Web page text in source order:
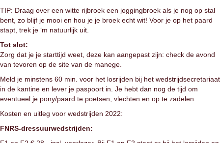
TIP: Draag over een witte rijbroek een joggingbroek als je nog op stal
bent, zo blijf je mooi en hou je je broek echt wit! Voor je op het paard
stapt, trek je ‘m natuurlijk uit.
Tot slot:
Zorg dat je je starttijd weet, deze kan aangepast zijn: check de avond
van tevoren op de site van de manege.
Meld je minstens 60 min. voor het losrijden bij het wedstrijdsecretariaat
in de kantine en lever je paspoort in. Je hebt dan nog de tijd om
eventueel je pony/paard te poetsen, vlechten en op te zadelen.
Kosten en uitleg voor wedstrijden 2022:
FNRS-dressuurwedstrijden: